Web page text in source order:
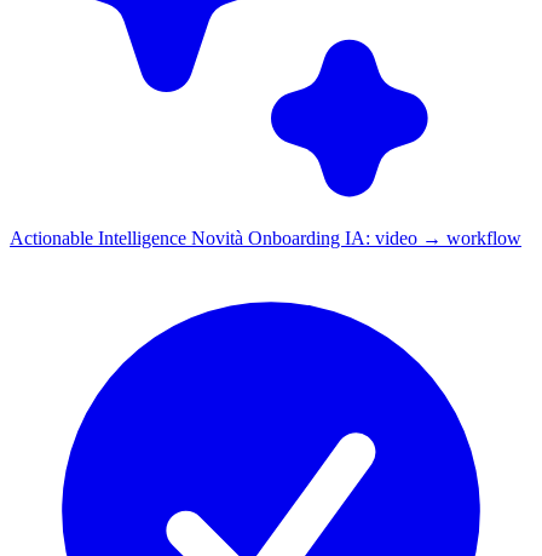
Actionable Intelligence Novità Onboarding IA: video → workflow